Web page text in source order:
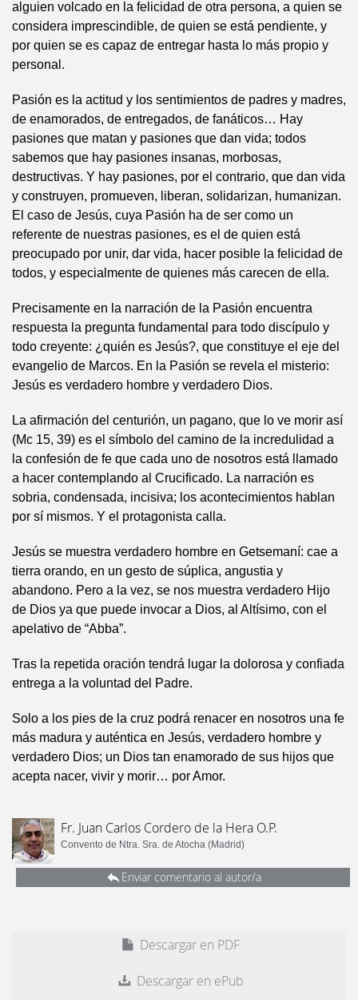
alguien volcado en la felicidad de otra persona, a quien se
considera imprescindible, de quien se está pendiente, y
por quien se es capaz de entregar hasta lo más propio y
personal.
Pasión es la actitud y los sentimientos de padres y madres,
de enamorados, de entregados, de fanáticos… Hay
pasiones que matan y pasiones que dan vida; todos
sabemos que hay pasiones insanas, morbosas,
destructivas. Y hay pasiones, por el contrario, que dan vida
y construyen, promueven, liberan, solidarizan, humanizan.
El caso de Jesús, cuya Pasión ha de ser como un
referente de nuestras pasiones, es el de quien está
preocupado por unir, dar vida, hacer posible la felicidad de
todos, y especialmente de quienes más carecen de ella.
Precisamente en la narración de la Pasión encuentra
respuesta la pregunta fundamental para todo discípulo y
todo creyente: ¿quién es Jesús?, que constituye el eje del
evangelio de Marcos. En la Pasión se revela el misterio:
Jesús es verdadero hombre y verdadero Dios.
La afirmación del centurión, un pagano, que lo ve morir así
(Mc 15, 39) es el símbolo del camino de la incredulidad a
la confesión de fe que cada uno de nosotros está llamado
a hacer contemplando al Crucificado. La narración es
sobria, condensada, incisiva; los acontecimientos hablan
por sí mismos. Y el protagonista calla.
Jesús se muestra verdadero hombre en Getsemaní: cae a
tierra orando, en un gesto de súplica, angustia y
abandono. Pero a la vez, se nos muestra verdadero Hijo
de Dios ya que puede invocar a Dios, al Altísimo, con el
apelativo de “Abba”.
Tras la repetida oración tendrá lugar la dolorosa y confiada
entrega a la voluntad del Padre.
Solo a los pies de la cruz podrá renacer en nosotros una fe
más madura y auténtica en Jesús, verdadero hombre y
verdadero Dios; un Dios tan enamorado de sus hijos que
acepta nacer, vivir y morir… por Amor.
Fr. Juan Carlos Cordero de la Hera O.P.
Convento de Ntra. Sra. de Atocha (Madrid)
Enviar comentario al autor/a
Descargar en PDF
Descargar en ePub